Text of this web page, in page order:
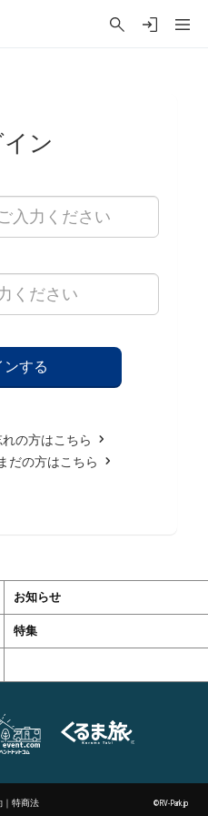
ン
の方はこちら
だの方はこちら
お知らせ
特集
｜特商法 ©RV-Park.jp